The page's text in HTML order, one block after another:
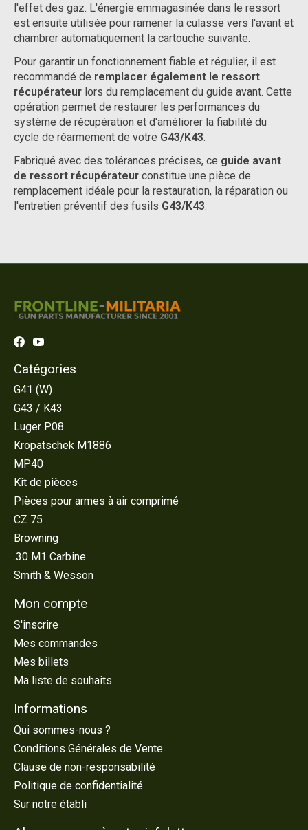
l'effet des gaz. L'énergie emmagasinée dans le ressort
est ensuite utilisée pour ramener la culasse vers l'avant et
chambrer automatiquement la cartouche suivante.
Pour garantir un fonctionnement fiable et régulier, il est
recommandé de remplacer également le ressort
récupérateur lors du remplacement du guide avant. Cette
opération permet de restaurer les performances du
système de récupération et d'améliorer la fiabilité du
cycle de réarmement de votre G43/K43.
Fabriqué avec des tolérances précises, ce guide avant
de ressort récupérateur constitue une pièce de
remplacement idéale pour la restauration, la réparation ou
l'entretien préventif des fusils G43/K43.
Catégories
G41 (W)
G43 / K43
Luger P08
Kropatschek M1886
MP40
Kit de pièces
Pièces pour armes à air comprimé
CZ 75
Browning
.30 M1 Carbine
Smith & Wesson
Mon compte
S'inscrire
Mes commandes
Mes billets
Ma liste de souhaits
Informations
Qui sommes-nous ?
Conditions Générales de Vente
Clause de non-responsabilité
Politique de confidentialité
Sur notre établi